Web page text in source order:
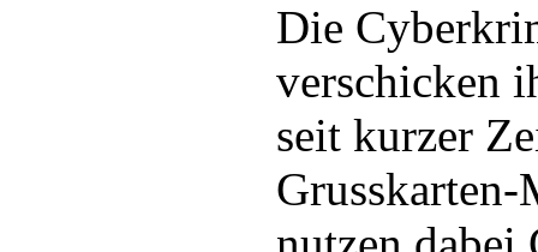
Die
verschicken
seit kurzer
Grusskarten-